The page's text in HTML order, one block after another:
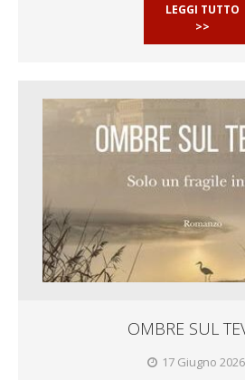
LEGGI TUTTO
>>
OMBRE SUL
17 Giugno 2026